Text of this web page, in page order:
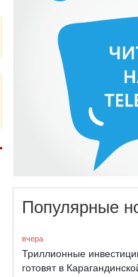
Популярные
вчера
Триллионные
готовят в